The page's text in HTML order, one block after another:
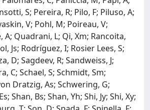
S; Pereira, R; Pilo, F; Piluso, A;
V; Pohl, M; Poireau, V;
A; Quadrani, L; Qi, Xm; Rancoita,
Js; Rodríguez, I; Rosier Lees, S;
D; Sagdeev, R; Sandweiss, J;
C; Schael, S; Schmidt, Sm;
Dratzig, As; Schwering, G;
Shan, Bs; Shan, Yh; Shi, Jy; Shi, Xy;